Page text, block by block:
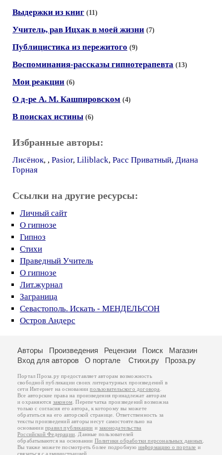
Выдержки из книг (11)
Учитель, рав Ицхак в моей жизни (7)
Публицистика из пережитого (9)
Воспоминания-рассказы гипнотерапевта (13)
Мои реакции (6)
О д-ре А. М. Кашпировском (4)
В поисках истины (6)
Избранные авторы:
Лисёнок, , Pasior, Liliblack, Расс Приватный, Диана
Горная
Ссылки на другие ресурсы:
Личный сайт
О гипнозе
Гипноз
Стихи
Праведный Учитель
О гипнозе
Лит.журнал
Заграница
Севастополь. Искать - МЕНДЕЛЬСОН
Остров Андерс
Авторы Произведения Рецензии Поиск
Магазин
Вход для авторов
О портале Стихи.ру Проза.ру
Портал Проза.ру предоставляет авторам возможность
свободной публикации своих литературных произведений в
сети Интернет на основаниипользовательского договора
Все авторские права на произведения принадлежат авторам
и охраняются законом . Перепечатка произведений возможна
только с согласия его автора, к которому вы можете
обратиться на его авторской странице. Ответственность за
тексты произведений авторы несут самостоятельно на
основанииправил публикации изаконодательства
Российской Федерации . Данные пользователей
обрабатываются на основании Политики обработки персональных данных
Вы также можете посмотреть более подробную информацию о портале и
связаться с администрацией